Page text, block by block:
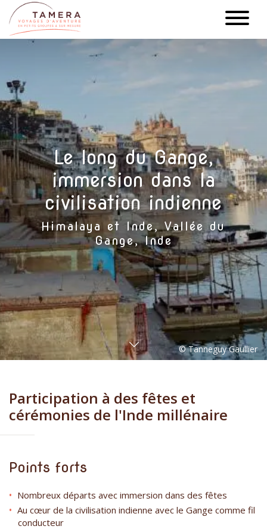
Aller
au
contenu
principal
Le long du Gange,
immersion dans la
civilisation indienne
Himalaya et Inde, Vallée du
Gange, Inde
Participation à des fêtes et
cérémonies de l'Inde millénaire
Points forts
Nombreux départs avec immersion dans des fêtes
Au cœur de la civilisation indienne avec le Gange comme fil
conducteur